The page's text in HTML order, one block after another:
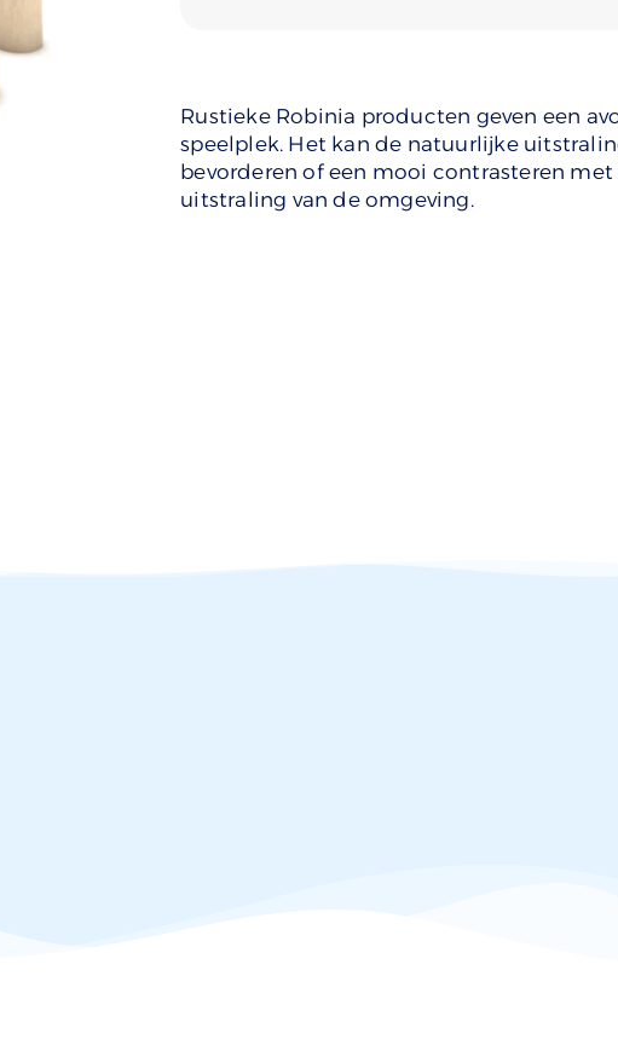
Rustieke Robinia producten geven een
speelplek. Het kan de natuurlijke
bevorderen of een mooi contrasteren
uitstraling van de omgeving.